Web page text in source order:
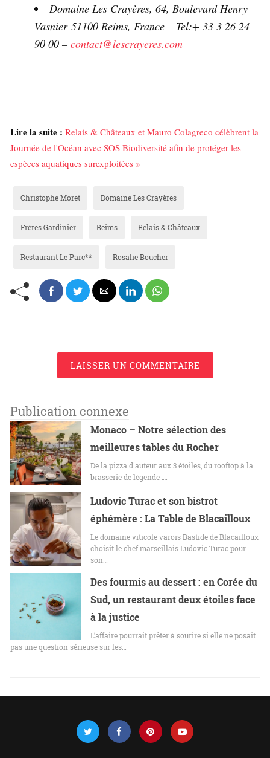
Domaine Les Crayères, 64, Boulevard Henry
Vasnier 51100 Reims, France – Tel:+ 33 3 26 24
90 00 – contact@lescrayeres.com
Lire la suite : Relais & Châteaux et Mauro Colagreco célèbrent la
Journée de l'Océan avec SOS Biodiversité afin de protéger les
espèces aquatiques surexploitées »
Christophe Moret Domaine Les Crayères
Frères Gardinier Reims Relais & Châteaux
Restaurant Le Parc** Rosalie Boucher
LAISSER UN COMMENTAIRE
Publication connexe
Monaco – Notre sélection des
meilleures tables du Rocher
De la pizza d'auteur aux 3 étoiles, du rooftop à la
brasserie de légende :…
Ludovic Turac et son bistrot
éphémère : La Table de Blacailloux
Le domaine viticole varois Bastide de Blacailloux
choisit le chef marseillais Ludovic Turac pour
son…
Des fourmis au dessert : en Corée du
Sud, un restaurant deux étoiles face
à la justice
L’affaire pourrait prêter à sourire si elle ne posait
pas une question sérieuse sur les…